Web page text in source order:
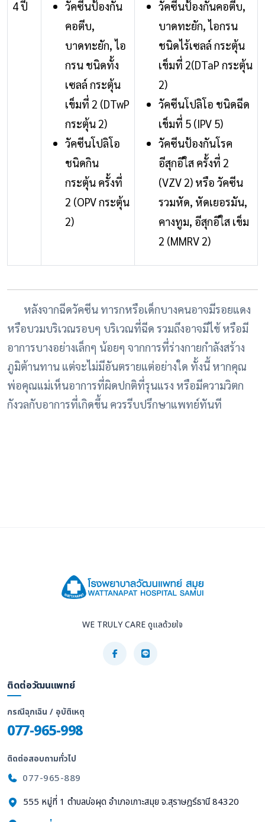
4 ปี
วัคซีนป้องกัน
คอตีบ,
บาดทะยัก, ไอ
กรน ชนิดทั้ง
เซลล์ กระตุ้น
เข็มที่ 2 (DTwP
กระตุ้น 2)
วัคซีนโปลิโอ
ชนิดกิน
กระตุ้น ครั้งที่
2 (OPV กระตุ้น
2)
วัคซีนป้องกันคอตีบ,
บาดทะยัก, ไอกรน
ชนิดไร้เซลล์ กระตุ้น
เข็มที่ 2(DTaP กระตุ้น
2)
วัคซีนโปลิโอ ชนิดฉีด
เข็มที่ 5 (IPV 5)
วัคซีนป้องกันโรค
อีสุกอีใส ครั้งที่ 2
(VZV 2) หรือ วัคซีน
รวมหัด, หัดเยอรมัน,
คางทูม, อีสุกอีใส เข็ม
2 (MMRV 2)
หลังจากฉีดวัคซีน ทารกหรือเด็กบางคนอาจมีรอยแดง
หรือบวมบริเวณรอบๆ บริเวณที่ฉีด รวมถึงอาจมีไข้ หรือมี
อาการบางอย่างเล็กๆ น้อยๆ จากการที่ร่างกายกำลังสร้าง
ภูมิต้านทาน แต่จะไม่มีอันตรายแต่อย่างใด ทั้งนี้ หากคุณ
พ่อคุณแม่เห็นอาการที่ผิดปกติที่รุนแรง หรือมีความวิตก
กังวลกับอาการที่เกิดขึ้น ควรรีบปรึกษาแพทย์ทันที
WE TRULY CARE ดูแลด้วยใจ
ติดต่อวัฒนแพทย์
กรณีฉุกเฉิน / อุบัติเหตุ
077-965-998
ติดต่อสอบถามทั่วไป
077-965-889
555 หมู่ที่ 1 ตำบลบ่อผุด อำเภอเกาะสมุย จ.สุราษฎร์ธานี 84320